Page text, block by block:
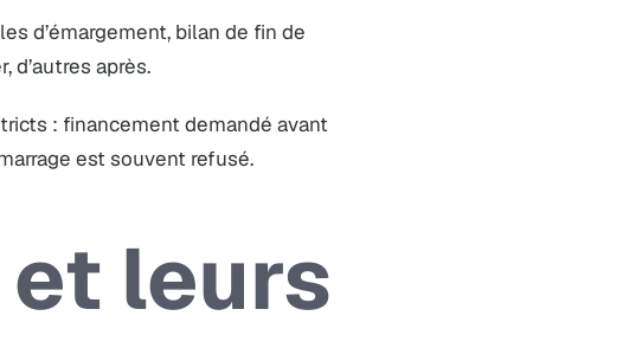
d’émargement, bilan de fin de
d’autres après.
: financement demandé avant
est souvent refusé.
et leurs